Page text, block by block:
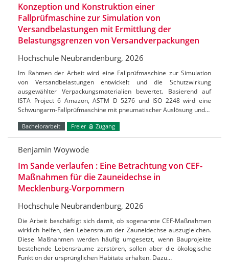
Konzeption und Konstruktion einer
Fallprüfmaschine zur Simulation von
Versandbelastungen mit Ermittlung der
Belastungsgrenzen von Versandverpackungen
Hochschule Neubrandenburg, 2026
Im Rahmen der Arbeit wird eine Fallprüfmaschine zur Simulation
von Versandbelastungen entwickelt und die Schutzwirkung
ausgewählter Verpackungsmaterialien bewertet. Basierend auf
ISTA Project 6 Amazon, ASTM D 5276 und ISO 2248 wird eine
Schwungarm-Fallprüfmaschine mit pneumatischer Auslösung und…
Bachelorarbeit Freier Zugang
Benjamin Woywode
Im Sande verlaufen : Eine Betrachtung von CEF-
Maßnahmen für die Zauneidechse in
Mecklenburg-Vorpommern
Hochschule Neubrandenburg, 2026
Die Arbeit beschäftigt sich damit, ob sogenannte CEF-Maßnahmen
wirklich helfen, den Lebensraum der Zauneidechse auszugleichen.
Diese Maßnahmen werden häufig umgesetzt, wenn Bauprojekte
bestehende Lebensräume zerstören, sollen aber die ökologische
Funktion der ursprünglichen Habitate erhalten. Dazu…